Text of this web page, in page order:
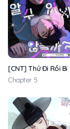
[CNT] Thử Đi Rồi Biết
Chapter 5